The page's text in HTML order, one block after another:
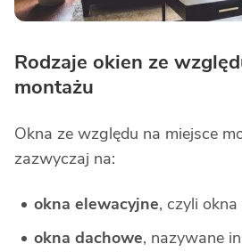
Rodzaje okien ze
montażu
Okna ze względu na miejsce
zazwyczaj na:
okna elewacyjne, czyli
okna dachowe, nazywane